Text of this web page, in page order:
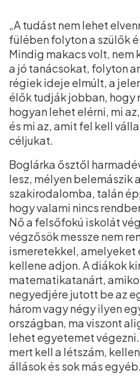
„A tudást nem lehet
fülében folyton a szülők
Mindig makacs volt, nem
a jó tanácsokat, folyton
régiek ideje elmúlt, a
élők tudják jobban, hogy
hogyan lehet elérni, mi
és mi az, amit fel kell
céljukat.
Boglárka ősztől
lesz, mélyen belemászik
szakirodalomba, talán
hogy valami nincs
Nő a felsőfokú iskolát
végzősök messze nem
ismeretekkel, amelyeket
kellene adjon. A diákok
matematikatanárt,
negyedjére jutott be az
három vagy négy ilyen
országban, ma viszont
lehet egyetemet
mert kell a létszám,
állások és sok más egyéb.